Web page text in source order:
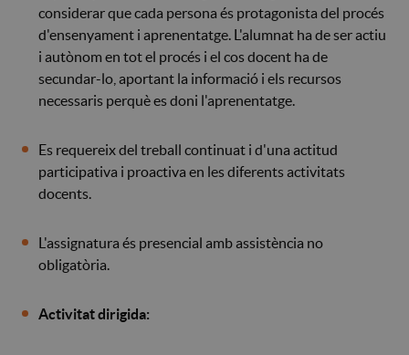
considerar que cada persona és protagonista del procés
d'ensenyament i aprenentatge. L'alumnat ha de ser actiu
i autònom en tot el procés i el cos docent ha de
secundar-lo, aportant la informació i els recursos
necessaris perquè es doni l'aprenentatge.
Es requereix del treball continuat i d'una actitud
participativa i proactiva en les diferents activitats
docents.
L'assignatura és presencial amb assistència no
obligatòria.
Activitat dirigida: